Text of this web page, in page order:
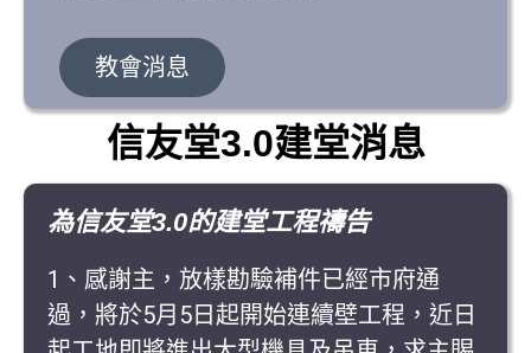
教會消息
信友堂3.0建堂消息
為信友堂3.0的建堂工程禱告
1、感謝主，放樣勘驗補件已經市府通
過，將於5月5日起開始連續壁工程，近日